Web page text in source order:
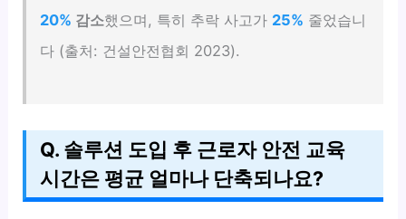
20% 감소했으며, 특히 추락 사고가 25% 줄었습니
다 (출처: 건설안전협회 2023).
Q. 솔루션 도입 후 근로자 안전 교육
시간은 평균 얼마나 단축되나요?